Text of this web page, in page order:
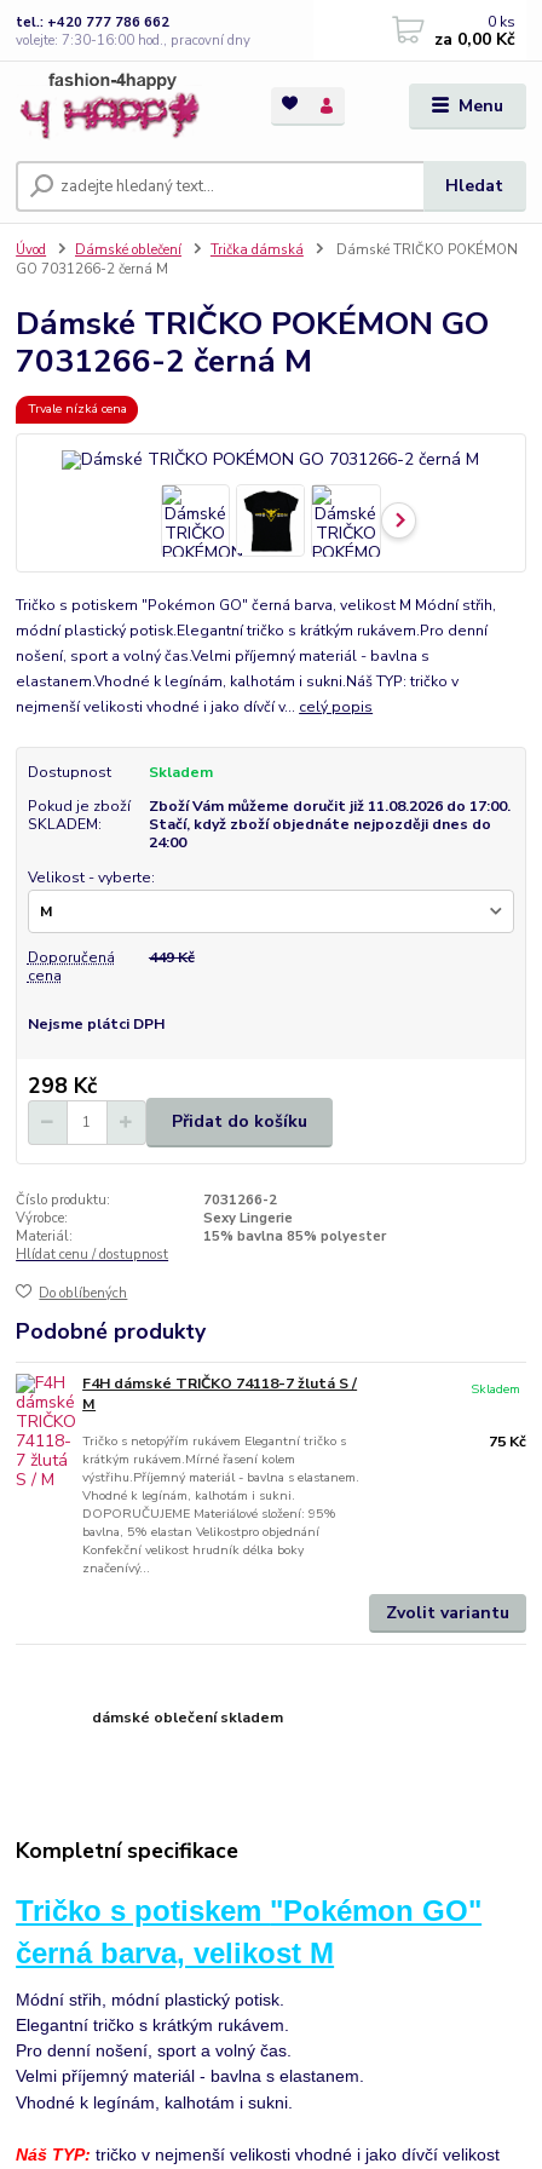
Menu
Hledat
tel.: +420 777 786 662
volejte: 7:30-16:00 hod., pracovní dny
0 ks
za 0,00 Kč
Úvod Dámské oblečení Trička dámská
Dámské TRIČKO POKÉMON
GO 7031266-2 černá M
Dámské TRIČKO POKÉMON GO
7031266-2 černá M
Trvale nízká cena
Tričko s potiskem "Pokémon GO" černá barva, velikost M Módní střih,
módní plastický potisk.Elegantní tričko s krátkým rukávem.Pro denní
nošení, sport a volný čas.Velmi příjemný materiál - bavlna s
elastanem.Vhodné k legínám, kalhotám i sukni.Náš TYP: tričko v
nejmenší velikosti vhodné i jako dívčí v... celý popis
Dostupnost
Skladem
Pokud je zboží
SKLADEM:
Zboží Vám můžeme doručit již 11.08.2026 do 17:00.
Stačí, když zboží objednáte nejpozději dnes do
24:00
Velikost - vyberte:
Doporučená
cena
449 Kč
Nejsme plátci DPH
298 Kč
Přidat do košíku
Číslo produktu:
7031266-2
Výrobce:
Sexy Lingerie
Materiál:
15% bavlna 85% polyester
Hlídat cenu / dostupnost
Do oblíbených
Podobné produkty
F4H dámské TRIČKO 74118-7 žlutá S /
M
Tričko s netopýřím rukávem Elegantní tričko s
krátkým rukávem.Mírné řasení kolem
výstřihu.Příjemný materiál - bavlna s elastanem.
Vhodné k legínám, kalhotám i sukni.
DOPORUČUJEME Materiálové složení: 95%
bavlna, 5% elastan Velikostpro objednání
Konfekční velikost hrudník délka boky
značenívý...
75 Kč
Skladem
Zvolit variantu
dámské oblečení skladem
Kompletní specifikace
Tričko s potiskem "Pokémon GO"
černá barva, velikost M
Módní střih, módní plastický potisk.
Elegantní tričko s krátkým rukávem.
Pro denní nošení, sport a volný čas.
Velmi příjemný materiál - bavlna s elastanem.
Vhodné k legínám, kalhotám i sukni.
Náš TYP: tričko v nejmenší velikosti vhodné i jako dívčí velikost